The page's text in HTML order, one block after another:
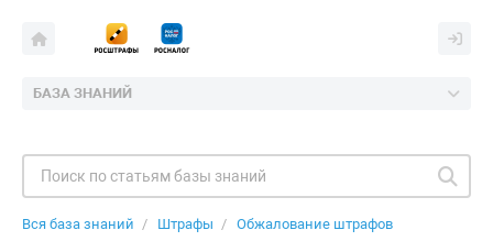
БАЗА ЗНАНИЙ
Вся база знаний Штрафы Обжалование штрафов